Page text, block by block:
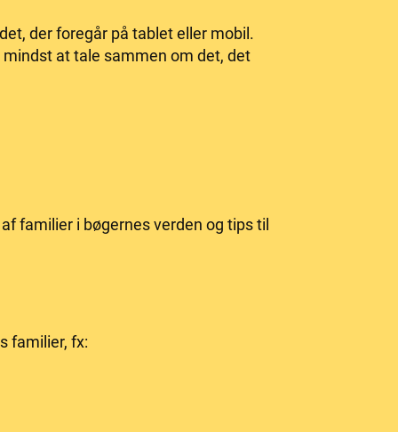
der foregår på tablet eller mobil.
at tale sammen om det, det
familier i bøgernes verden og tips til
familier, fx: